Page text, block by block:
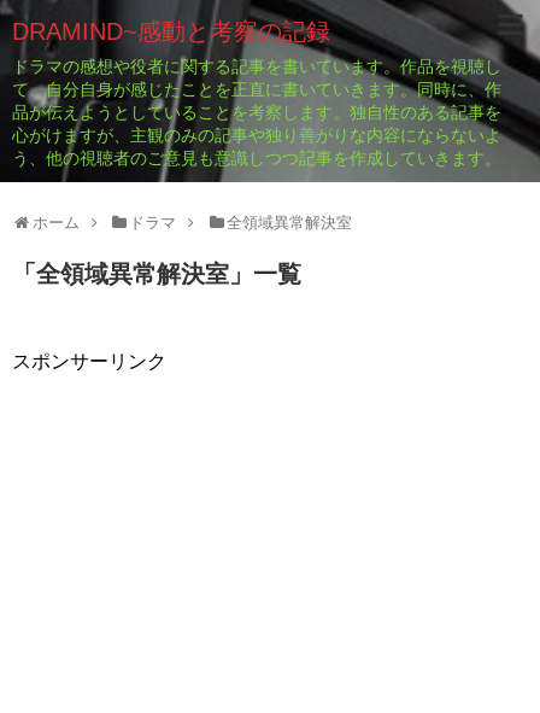
DRAMIND~感動と考察の記録
ドラマの感想や役者に関する記事を書いています。作品を視聴し
て、自分自身が感じたことを正直に書いていきます。同時に、作
品が伝えようとしていることを考察します。独自性のある記事を
心がけますが、主観のみの記事や独り善がりな内容にならないよ
う、他の視聴者のご意見も意識しつつ記事を作成していきます。
ホーム ドラマ 全領域異常解決室
「 全領域異常解決室 」 一覧
スポンサーリンク